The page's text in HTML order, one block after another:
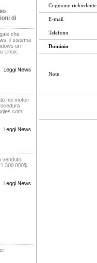
di
che
il sistema
un
Linux.
Leggi News
nei motori
Leggi News
venduto
Leggi News
Cognome richiedente
E-mail
Telefono
Dominio
Note